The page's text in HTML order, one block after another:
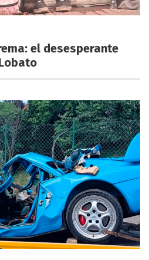
el desesperante